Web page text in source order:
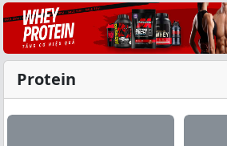
Xem tất cả →
Protein